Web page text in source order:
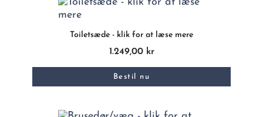
Toiletsæde - klik for at læse mere
1.249,00 kr
Bestil nu